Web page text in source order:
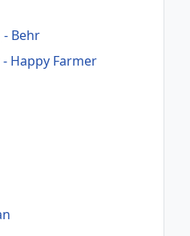
- Behr
Happy Farmer